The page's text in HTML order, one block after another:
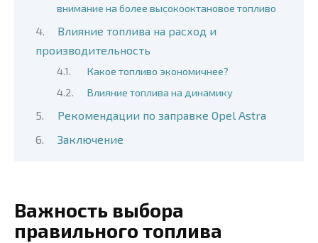
внимание на более высокооктановое топливо
Влияние топлива на расход и
производительность
Какое топливо экономичнее?
Влияние топлива на динамику
Рекомендации по заправке Opel Astra
Заключение
Важность выбора
правильного топлива